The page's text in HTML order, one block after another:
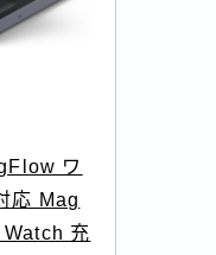
ワ
応 Mag
充